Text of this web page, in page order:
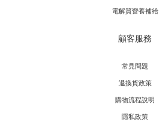
電解質營養補給
顧客服務
常見問題
退換貨政策
購物流程說明
隱私政策